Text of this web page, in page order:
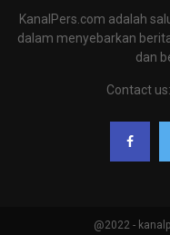
KanalPers.com adalah
dalam menyebarkan
dan
Contact us:
@2022 -